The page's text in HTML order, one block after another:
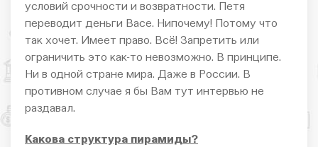
условий срочности и возвратности. Петя
переводит деньги Васе. Нипочему! Потому что
так хочет. Имеет право. Всё! Запретить или
ограничить это как-то невозможно. В принципе.
Ни в одной стране мира. Даже в России. В
противном случае я бы Вам тут интервью не
раздавал.
Какова структура пирамиды?